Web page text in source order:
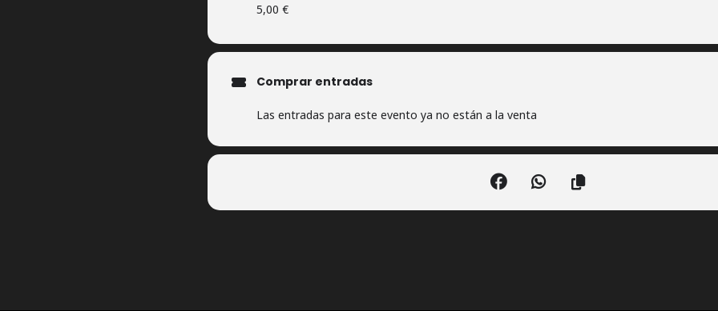
5,00 €
Comprar entradas
Las entradas para este evento ya no están a la venta